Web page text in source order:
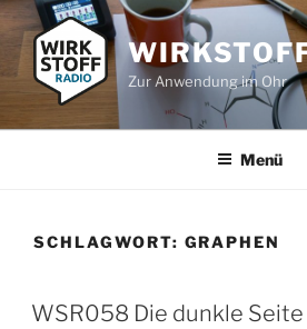
Zum
Inhalt
springen
Zur Anwendung im Ohr
Menü
SCHLAGWORT: GRAPHEN
WSR058 Die dunkle Seite